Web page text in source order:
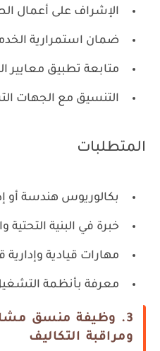
الإشراف على أعمال
ضمان استمرارية
متابعة تطبيق معايير
التنسيق مع الجهات
المتطلبات
بكالوريوس هندسة أو
خبرة في البنية التحتية
مهارات قيادية وإدارية
معرفة بأنظمة
3. وظيفة منسق
ومراقبة التكاليف